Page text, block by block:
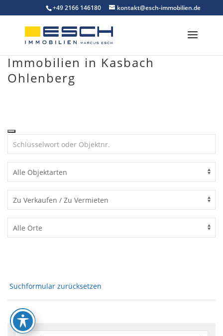
to
content
+49 2166 146180 kontakt@esch-immobilien.de
Immobilien in Kasbach
Ohlenberg
Suchformular zurücksetzen